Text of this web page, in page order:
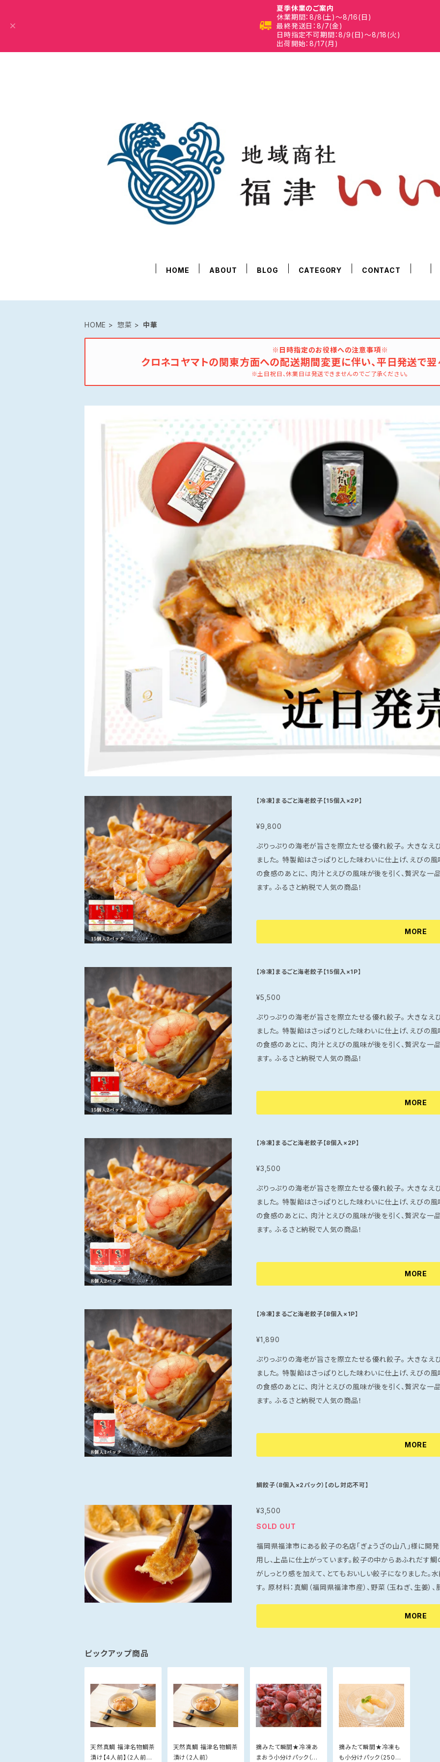
夏季休業のご案内
休業期間：8/8(土)～8/16(日)
最終発送日：8/7(金)
日時指定不可期間：8/9(日)～8/18(火)
出荷開始：8/17(月)
HOME ABOUT BLOG CATEGORY CONTACT
HOME 惣菜 中華
※日時指定のお役様への注意事項※
クロネコヤマトの関東方面への配送期間変更に伴い、平日発送で
※土日祝日、休業日は発送できませんのでご了承ください。
【冷凍】まるごと海老餃子【15個入×2P】
¥9,800
ぷりっぷりの海老が旨さを際立たせる優れ餃子。 大きなえびを特製の餡でひとつひとつ丁寧に包み込み
ました。 特製餡はさっぱりとした味わいに仕上げ、えびの風味と甘さを引き立てます。 プリッとしたえび
の食感のあとに、 肉汁とえびの風味が後を引く、贅沢な一品。 ぷりぷりのえびがまるごと一匹入
ます。 ふるさと納税で人気の商品！
MORE
【冷凍】まるごと海老餃子【15個入×1P】
¥5,500
ぷりっぷりの海老が旨さを際立たせる優れ餃子。 大きなえびを特製の餡でひとつひとつ丁寧に包み込み
ました。 特製餡はさっぱりとした味わいに仕上げ、えびの風味と甘さを引き立てます。 プリッとしたえび
の食感のあとに、 肉汁とえびの風味が後を引く、贅沢な一品。 ぷりぷりのえびがまるごと一匹入
ます。 ふるさと納税で人気の商品！
MORE
【冷凍】まるごと海老餃子【8個入×2P】
¥3,500
ぷりっぷりの海老が旨さを際立たせる優れ餃子。 大きなえびを特製の餡でひとつひとつ丁寧に包み込み
ました。 特製餡はさっぱりとした味わいに仕上げ、えびの風味と甘さを引き立てます。 プリッとしたえび
の食感のあとに、 肉汁とえびの風味が後を引く、贅沢な一品。 ぷりぷりのえびがまるごと一匹入
ます。 ふるさと納税で人気の商品！
MORE
【冷凍】まるごと海老餃子【8個入×1P】
¥1,890
ぷりっぷりの海老が旨さを際立たせる優れ餃子。 大きなえびを特製の餡でひとつひとつ丁寧に包み込み
ました。 特製餡はさっぱりとした味わいに仕上げ、えびの風味と甘さを引き立てます。 プリッとしたえび
の食感のあとに、 肉汁とえびの風味が後を引く、贅沢な一品。 ぷりぷりのえびがまるごと一匹入
ます。 ふるさと納税で人気の商品！
MORE
鯛餃子（8個入×2パック）【のし対応不可】
¥3,500
SOLD OUT
福岡県福津市にある餃子の名店「ぎょうざの山八」様に開
用し、上品に仕上がっています。餃子の中からあふれだす
がしっとり感を加えて、とてもおいしい餃子になりました
す。 原材料：真鯛（福岡県福津市産）、野菜（玉ねぎ、生姜）、豚肉、豚脂、白だし（しゅうゆ、食塩、砂糖、た
粉）、調味料（アミノ酸）、酒精、酸化でんぷん（一部に小麦・ごま・大
（8個）×2パック 消費期限：別途商品に記載 保存方法：要
MORE
ピックアップ商品
天然真鯛 福津名物鯛茶
漬け【4人前】（2人前×
天然真鯛 福津名物鯛茶
漬け（2人前）
摘みたて瞬間★冷凍あ
まおう小分けパック（25
摘みたて瞬間★冷凍も
も小分けパック（250g×